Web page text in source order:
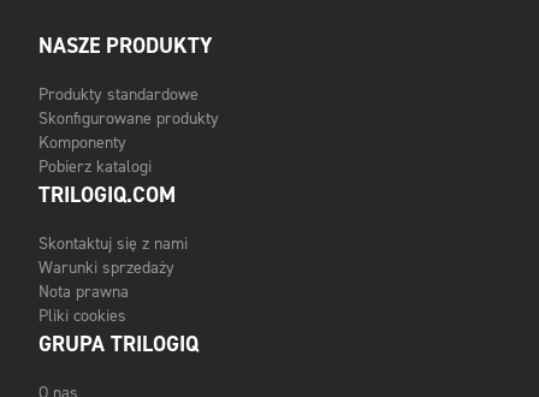
NASZE PRODUKTY
Produkty standardowe
Skonfigurowane produkty
Komponenty
Pobierz katalogi
TRILOGIQ.COM
Skontaktuj się z nami
Warunki sprzedaży
Nota prawna
Pliki cookies
GRUPA TRILOGIQ